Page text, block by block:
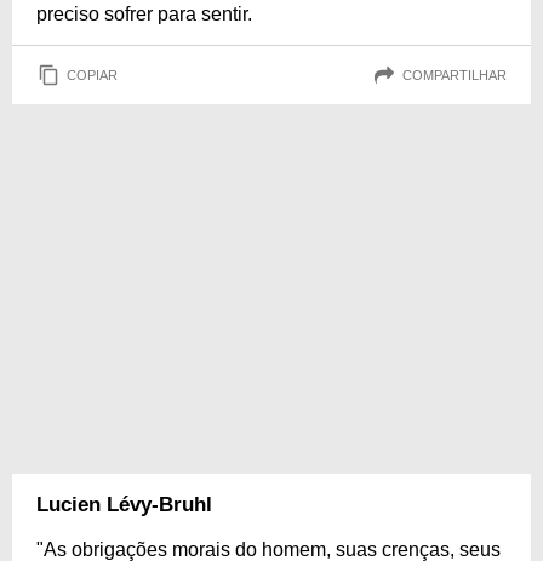
preciso sofrer para sentir.
COPIAR COMPARTILHAR
Lucien Lévy-Bruhl
"As obrigações morais do homem, suas crenças, seus